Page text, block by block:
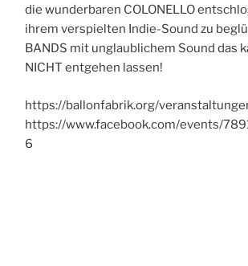
die wunderbaren COLONELLO
ihrem verspielten Indie-Sound zu
BANDS mit unglaublichem Sound das
NICHT entgehen lassen!
https://ballonfabrik.org/
https://www.facebook.com/events/
6